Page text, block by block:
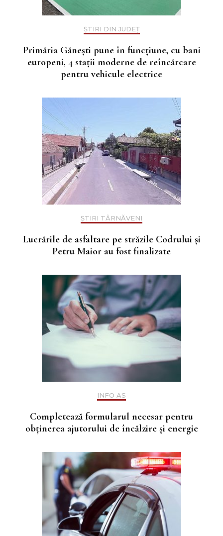
ȘTIRI DIN JUDEȚ
Primăria Gănești pune în funcțiune, cu bani
europeni, 4 stații moderne de reîncărcare
pentru vehicule electrice
ȘTIRI TÂRNĂVENI
Lucrările de asfaltare pe străzile Codrului și
Petru Maior au fost finalizate
INFO AS
Completează formularul necesar pentru
obținerea ajutorului de încălzire și energie